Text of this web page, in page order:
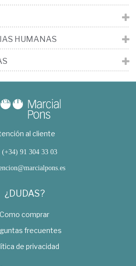
HUMANAS
al cliente
(+34) 91 304 33 03
¿DUDAS?
Como comprar
frecuentes
de privacidad